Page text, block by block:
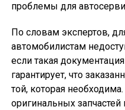
проблемы для
По словам экспертов,
автомобилистам
если такая
гарантирует, что
той, которая
оригинальных